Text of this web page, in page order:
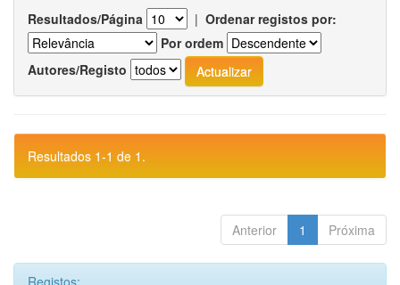
Resultados/Página | Ordenar registos por:
Por ordem
Autores/Registo
Resultados 1-1 de 1.
Anterior 1 Próxima
Registos: